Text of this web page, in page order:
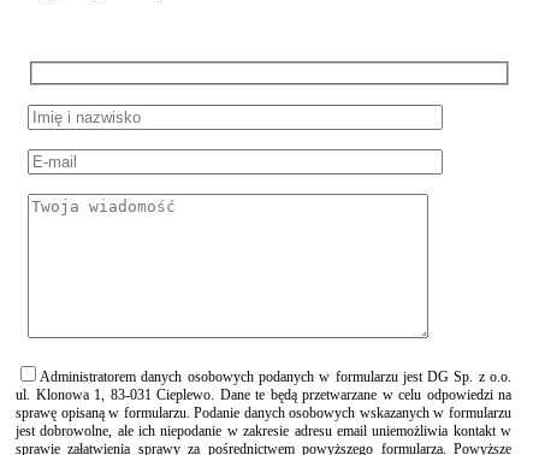
Administratorem danych osobowych podanych w formularzu jest DG Sp. z o.o.
ul. Klonowa 1, 83-031 Cieplewo. Dane te będą przetwarzane w celu odpowiedzi na
sprawę opisaną w formularzu. Podanie danych osobowych wskazanych w formularzu
jest dobrowolne, ale ich niepodanie w zakresie adresu email uniemożliwia kontakt w
sprawie załatwienia sprawy za pośrednictwem powyższego formularza. Powyższe